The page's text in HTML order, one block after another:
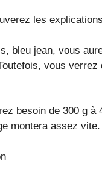
les
bleu jean, vous
vous
besoin de 300 g
montera assez vite.